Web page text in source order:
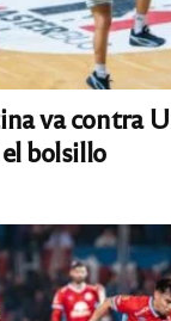
va contra
bolsillo